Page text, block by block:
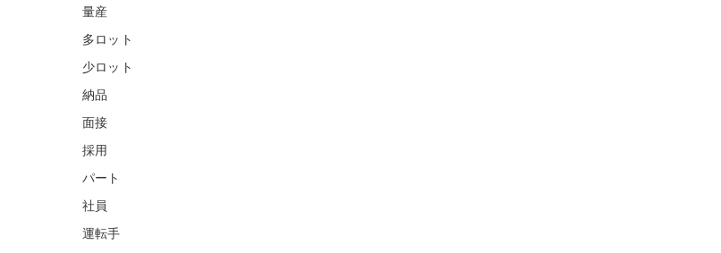
量産
多ロット
少ロット
納品
面接
採用
パート
社員
運転手